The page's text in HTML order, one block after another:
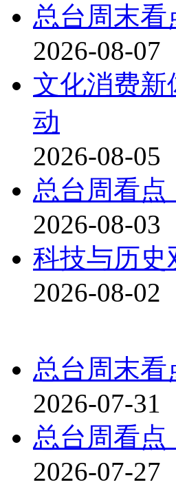
总台周末
2026-08-07
文化消费新
动
2026-08-05
总台周看点
2026-08-03
科技与历史
2026-08-02
总台周末
2026-07-31
总台周看点
2026-07-27